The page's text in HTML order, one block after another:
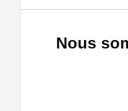
Nous